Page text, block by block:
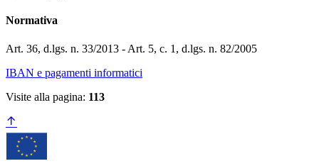
Normativa
Art. 36, d.lgs. n. 33/2013 - Art. 5, c. 1, d.lgs. n. 82/2005
IBAN e pagamenti informatici
Visite alla pagina: 113